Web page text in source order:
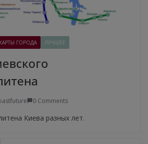
КАРТЫ ГОРОДА ЛУЧШЕЕ
0 Comments
Киева разных лет.